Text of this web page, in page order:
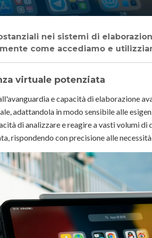
come accediamo e
virtuale potenziata
e capacità di elaborazione
adattandola in modo sensibile alle
di analizzare e reagire a vasti volumi
rispondendo con precisione alle